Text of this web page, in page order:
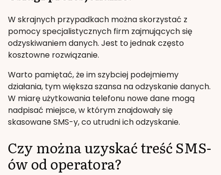
W skrajnych przypadkach można skorzystać z
pomocy specjalistycznych firm zajmujących się
odzyskiwaniem danych. Jest to jednak często
kosztowne rozwiązanie.
Warto pamiętać, że im szybciej podejmiemy
działania, tym większa szansa na odzyskanie danych.
W miarę użytkowania telefonu nowe dane mogą
nadpisać miejsce, w którym znajdowały się
skasowane SMS-y, co utrudni ich odzyskanie.
Czy można uzyskać treść SMS-
ów od operatora?